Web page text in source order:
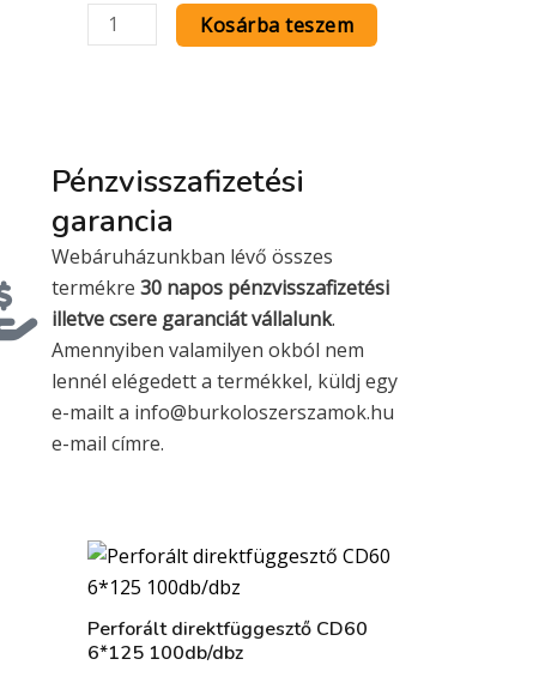
100db/dbz
mennyiség
Kosárba teszem
Pénzvisszafizetési
garancia
Webáruházunkban lévő összes
termékre 30 napos pénzvisszafizetési
illetve csere garanciát vállalunk.
Amennyiben valamilyen okból nem
lennél elégedett a termékkel, küldj egy
e-mailt a info@burkoloszerszamok.hu
e-mail címre.
Perforált direktfüggesztő CD60
6*125 100db/dbz